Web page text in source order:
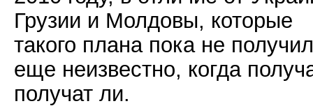
Грузии и Молдовы, которые
такого плана пока не
еще неизвестно, когда
получат ли.